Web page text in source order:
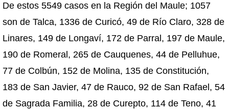
De estos 5549 casos en la Región del Maule; 1057
son de Talca, 1336 de Curicó, 49 de Río Claro, 328 de
Linares, 149 de Longaví, 172 de Parral, 197 de Maule,
190 de Romeral, 265 de Cauquenes, 44 de Pelluhue,
77 de Colbún, 152 de Molina, 135 de Constitución,
183 de San Javier, 47 de Rauco, 92 de San Rafael, 54
de Sagrada Familia, 28 de Curepto, 114 de Teno, 41